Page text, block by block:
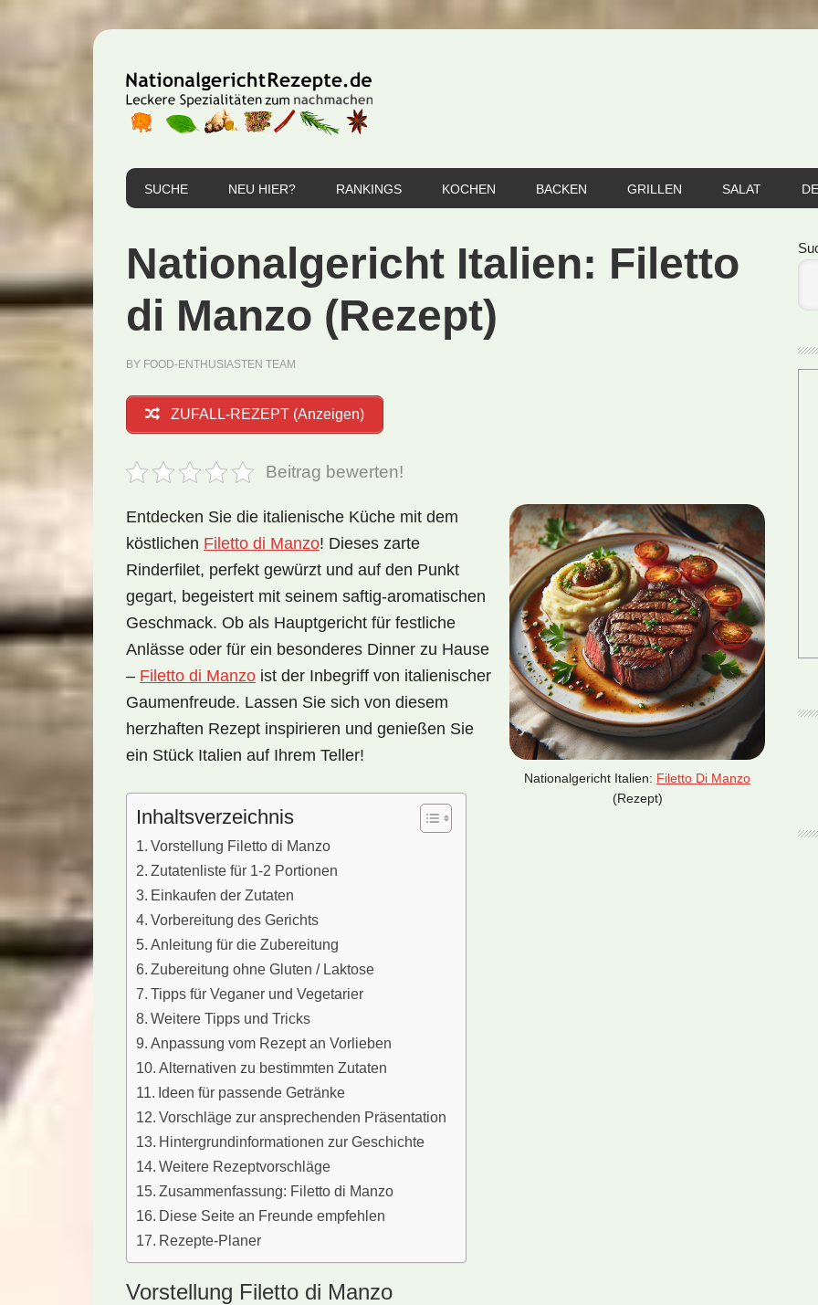
Hauptnavigation
SUCHE NEU HIER? RANKINGS KOCHEN BACKEN GRILLEN SALAT
Nationalgericht Italien: Filetto
di Manzo (Rezept)
BY FOOD-ENTHUSIASTEN TEAM
ZUFALL-REZEPT (Anzeigen)
Beitrag bewerten!
Nationalgericht Italien: Filetto Di Manzo
(Rezept)
Entdecken Sie die italienische Küche mit dem
köstlichen Filetto di Manzo! Dieses zarte
Rinderfilet, perfekt gewürzt und auf den Punkt
gegart, begeistert mit seinem saftig-aromatischen
Geschmack. Ob als Hauptgericht für festliche
Anlässe oder für ein besonderes Dinner zu Hause
– Filetto di Manzo ist der Inbegriff von italienischer
Gaumenfreude. Lassen Sie sich von diesem
herzhaften Rezept inspirieren und genießen Sie
ein Stück Italien auf Ihrem Teller!
Inhaltsverzeichnis
Vorstellung Filetto di Manzo
Zutatenliste für 1-2 Portionen
Einkaufen der Zutaten
Vorbereitung des Gerichts
Anleitung für die Zubereitung
Zubereitung ohne Gluten / Laktose
Tipps für Veganer und Vegetarier
Weitere Tipps und Tricks
Anpassung vom Rezept an Vorlieben
Alternativen zu bestimmten Zutaten
Ideen für passende Getränke
Vorschläge zur ansprechenden Präsentation
Hintergrundinformationen zur Geschichte
Weitere Rezeptvorschläge
Zusammenfassung: Filetto di Manzo
Diese Seite an Freunde empfehlen
Rezepte-Planer
Vorstellung Filetto di Manzo